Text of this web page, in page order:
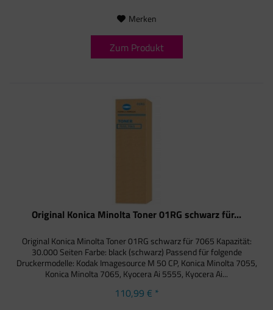
Merken
Zum Produkt
Original Konica Minolta Toner 01RG schwarz für...
Original Konica Minolta Toner 01RG schwarz für 7065 Kapazität:
30.000 Seiten Farbe: black (schwarz) Passend für folgende
Druckermodelle: Kodak Imagesource M 50 CP, Konica Minolta 7055,
Konica Minolta 7065, Kyocera Ai 5555, Kyocera Ai...
110,99 € *